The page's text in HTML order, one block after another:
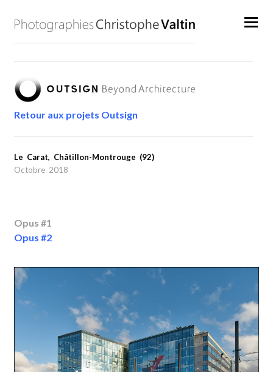
Retour aux projets Outsign
Le Carat, Châtillon-Montrouge (92)
Octobre 2018
Opus #1
Opus #2